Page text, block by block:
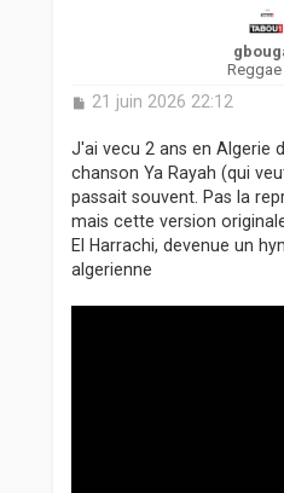
M
s
s
a
g
e
21 juin 2026 22:12
J'ai vecu 2 ans en Algerie
chanson Ya Rayah (qui
passait souvent. Pas la
mais cette version
El Harrachi, devenue un
algerienne